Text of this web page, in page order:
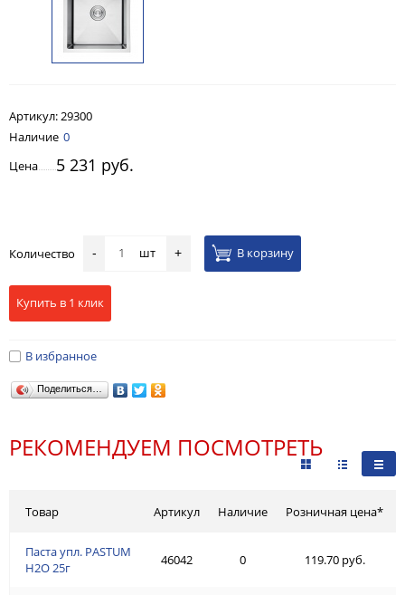
Артикул: 29300
Наличие 0
Цена
5 231 руб.
Количество - шт + В корзину
Купить в 1 клик
В избранное
Поделиться…
РЕКОМЕНДУЕМ ПОСМОТРЕТЬ
Товар
Паста упл. PASTUM
H2О 25г
Артикул Наличие Розничная цена*
46042 0 119.70 руб.